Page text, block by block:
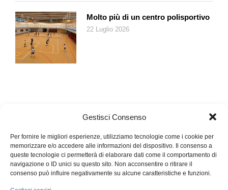
Gestisci Consenso
Per fornire le migliori esperienze, utilizziamo tecnologie come i cookie per
memorizzare e/o accedere alle informazioni del dispositivo. Il consenso a
queste tecnologie ci permetterà di elaborare dati come il comportamento di
navigazione o ID unici su questo sito. Non acconsentire o ritirare il
consenso può influire negativamente su alcune caratteristiche e funzioni.
Molto più di un centro polisportivo
22 Luglio 2026